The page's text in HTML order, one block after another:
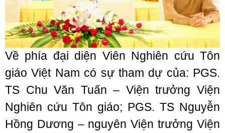
Về phía đại diện Viên Nghiên cứu Tôn
giáo Việt Nam có sự tham dự của: PGS.
TS Chu Văn Tuấn – Viện trưởng Viện
Nghiên cứu Tôn giáo; PGS. TS Nguyễn
Hồng Dương – nguyên Viện trưởng Viện